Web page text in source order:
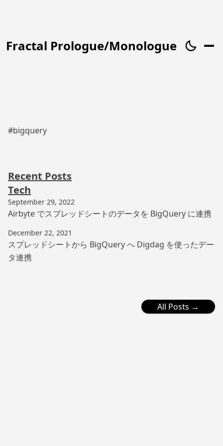
Fractal Prologue/Monologue
#bigquery
Recent Posts
Tech
September 29, 2022
Airbyte でスプレッドシートのデータを BigQuery に連携
December 22, 2021
スプレッドシートから BigQuery へ Digdag を使ったデー
タ連携
All Posts →